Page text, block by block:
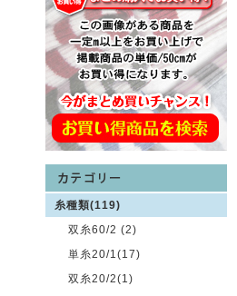
糸種類(119)
双糸60/2 (2)
単糸20/1(17)
双糸20/2(1)